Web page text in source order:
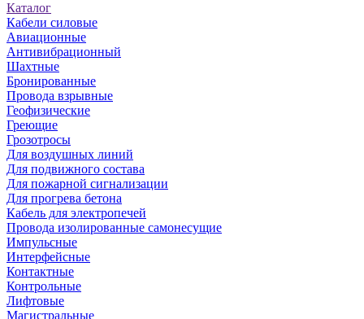
Каталог
Кабели силовые
Авиационные
Антивибрационный
Шахтные
Бронированные
Провода взрывные
Геофизические
Греющие
Грозотросы
Для воздушных линий
Для подвижного состава
Для пожарной сигнализации
Для прогрева бетона
Кабель для электропечей
Провода изолированные самонесущие
Импульсные
Интерфейсные
Контактные
Контрольные
Лифтовые
Магистральные